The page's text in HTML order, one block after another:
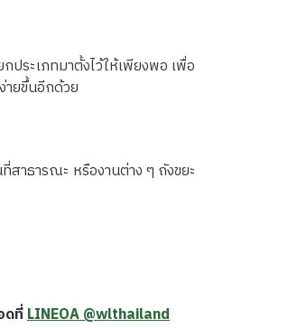
ระเภทมาตั้งไว้ให้เพียงพอ เพื่อ
ายขึ้นอีกด้วย
าธารณะ หรืองานต่าง ๆ ถังขยะ
ดที่LINEOA @wlthailand